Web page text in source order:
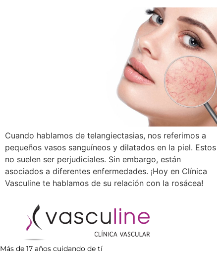
Cuando hablamos de telangiectasias, nos referimos a
pequeños vasos sanguíneos y dilatados en la piel. Estos
no suelen ser perjudiciales. Sin embargo, están
asociados a diferentes enfermedades. ¡Hoy en Clínica
Vasculine te hablamos de su relación con la rosácea!
Más de 17 años cuidando de tí